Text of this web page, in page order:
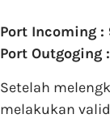
Port Incoming :
Port Outgoging
Setelah
melakukan